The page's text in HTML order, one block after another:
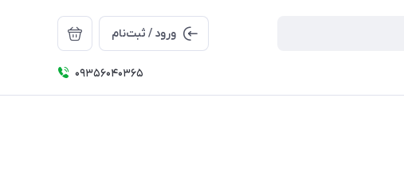
ورود / ثبت‌نام
09356040365